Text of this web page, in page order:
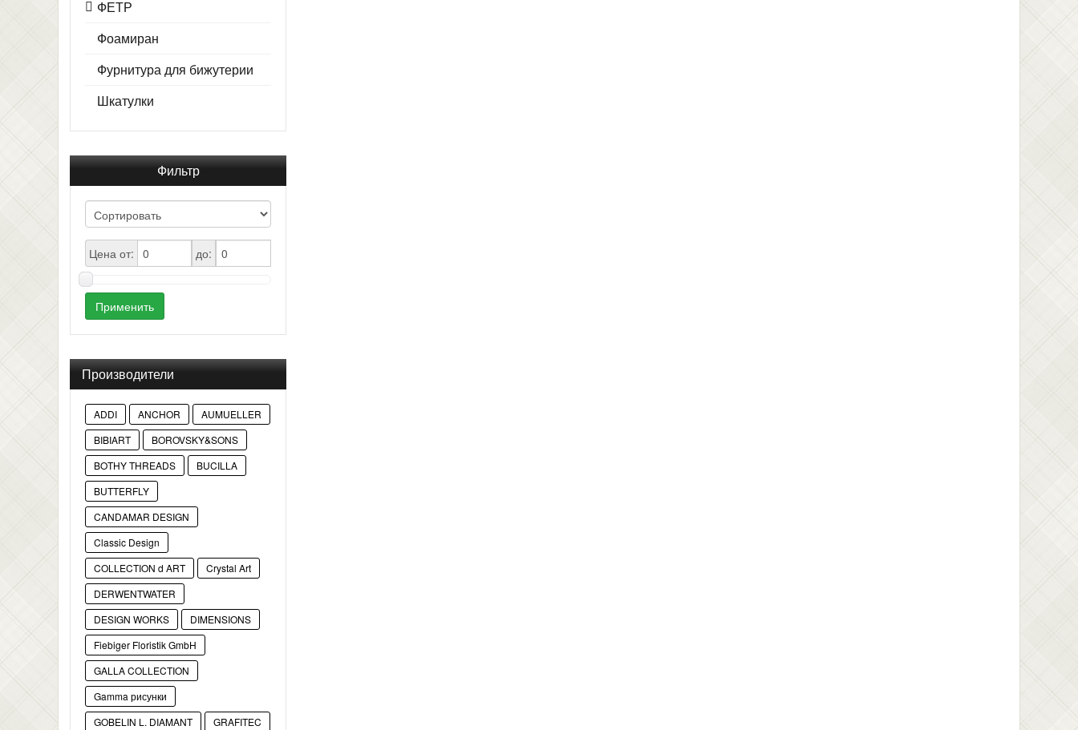
ФЕТР
Фоамиран
Фурнитура для бижутерии
Шкатулки
Фильтр
Цена от: до:
Применить
Производители
ADDI ANCHOR
AUMUELLER
BIBIART
BOROVSKY&SONS
BOTHY THREADS
BUCILLA
BUTTERFLY
CANDAMAR DESIGN
Classic Design
COLLECTION d ART
Crystal Art
DERWENTWATER
DESIGN WORKS
DIMENSIONS
Fiebiger Floristik GmbH
GALLA COLLECTION
Gamma рисунки
GOBELIN L. DIAMANT
GRAFITEC